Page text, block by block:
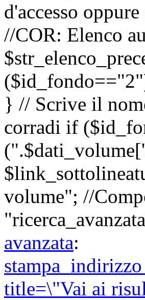
d'accesso
//COR: Elenco
} // Scrive il
corradi if
volume"; //
avanzata:
title=\"Vai ai